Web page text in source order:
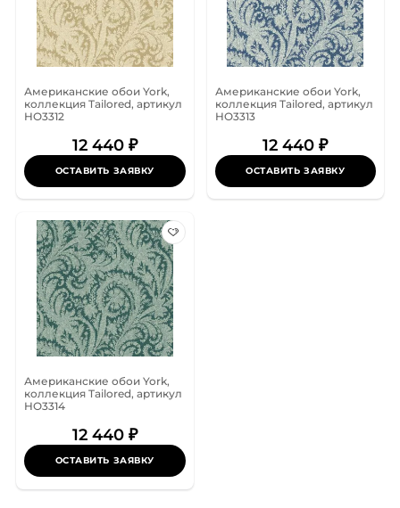
Американские обои York,
коллекция Tailored, артикул
HO3312
12 440 ₽
ОСТАВИТЬ ЗАЯВКУ
Американские обои York,
коллекция Tailored, артикул
HO3313
12 440 ₽
ОСТАВИТЬ ЗАЯВКУ
Американские обои York,
коллекция Tailored, артикул
HO3314
12 440 ₽
ОСТАВИТЬ ЗАЯВКУ